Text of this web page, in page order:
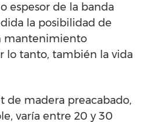
espesor de la banda
la posibilidad de
mantenimiento
lo tanto, también la vida
de madera preacabado,
varía entre 20 y 30